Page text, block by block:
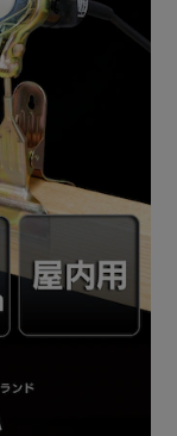
取り替え不
間などでの使用
保証するものでは